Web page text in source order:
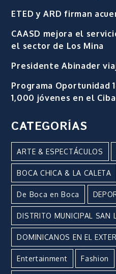
ETED y ARD firman
CAASD mejora el
el sector de Los Mina
Presidente Abinader
Programa Oportunidad
1,000 jóvenes en el
CATEGORÍAS
ARTE & ESPECTÁCULOS
BOCA CHICA & LA CALETA
De Boca en Boca
DISTRITO MUNICIPAL SAN
DOMINICANOS EN EL
Entertainment Fashion